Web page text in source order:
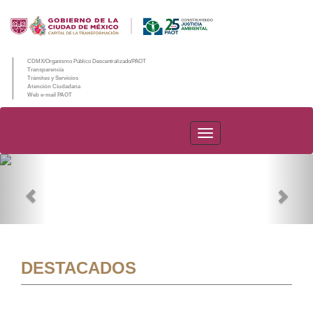
CDMX/Organismo Público Descentralizado/PAOT
Transparencia
Trámites y Servicios
Atención Ciudadana
Web e-mail PAOT
PAOT
DESTACADOS